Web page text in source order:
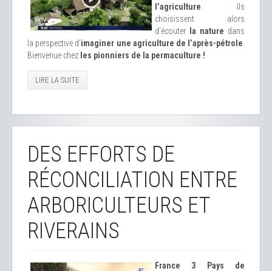
l’agriculture . Ils
choisissent alors
d’écouter
la nature dans
la perspective d’imaginer une agriculture de l’après-pétrole
Bienvenue chez les pionniers de la permaculture !
LIRE LA SUITE
DES EFFORTS DE
RÉCONCILIATION ENTRE
ARBORICULTEURS ET
RIVERAINS
France 3 Pays de